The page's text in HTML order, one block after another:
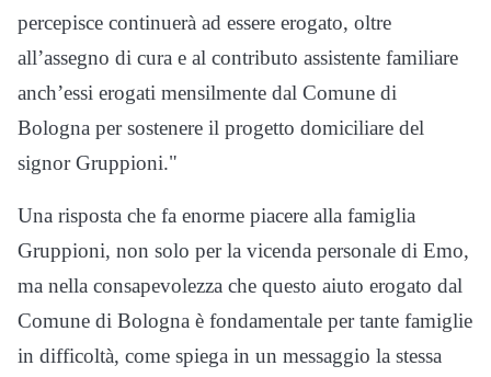
percepisce continuerà ad essere erogato, oltre
all’assegno di cura e al contributo assistente familiare
anch’essi erogati mensilmente dal Comune di
Bologna per sostenere il progetto domiciliare del
signor Gruppioni."
Una risposta che fa enorme piacere alla famiglia
Gruppioni, non solo per la vicenda personale di Emo,
ma nella consapevolezza che questo aiuto erogato dal
Comune di Bologna è fondamentale per tante famiglie
in difficoltà, come spiega in un messaggio la stessa